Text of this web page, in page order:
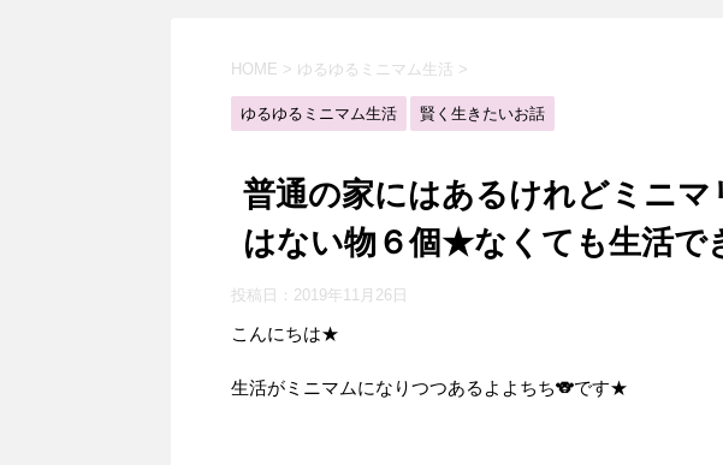
HOME > ゆるゆるミニマム生活 >
ゆるゆるミニマム生活 賢く生きたいお話
普通の家にはあるけれどミニマ
はない物６個★なくても生活で
投稿日： 2019年11月26日
こんにちは★
生活がミニマムになりつつあるよよちち🐨です★